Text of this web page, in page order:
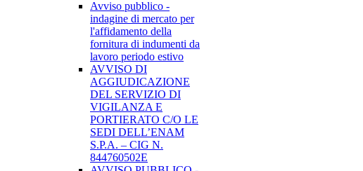
Avviso pubblico -
indagine di mercato per
l'affidamento della
fornitura di indumenti da
lavoro periodo estivo
AVVISO DI
AGGIUDICAZIONE
DEL SERVIZIO DI
VIGILANZA E
PORTIERATO C/O LE
SEDI DELL’ENAM
S.P.A. – CIG N.
844760502E